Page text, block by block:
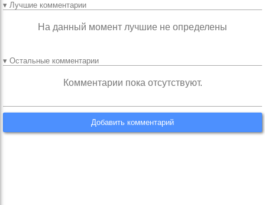
▾ Лучшие комментарии
На данный момент лучшие не определены
▾ Остальные комментарии
Комментарии пока отсутствуют.
Добавить комментарий